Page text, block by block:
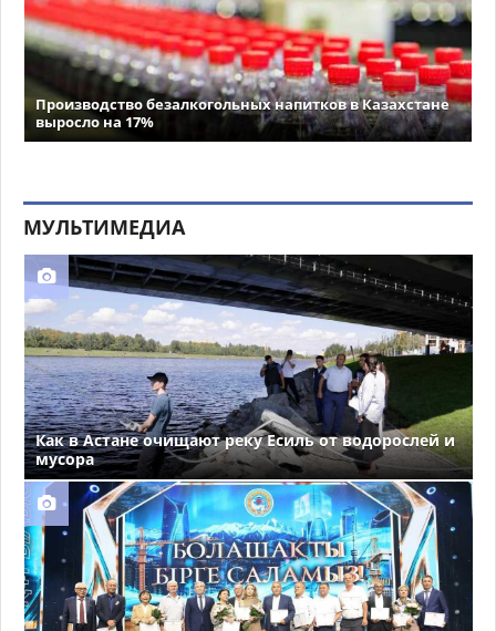
Производство безалкогольных напитков в Казахстане
выросло на 17%
МУЛЬТИМЕДИА
Как в Астане очищают реку Есиль от водорослей и
мусора